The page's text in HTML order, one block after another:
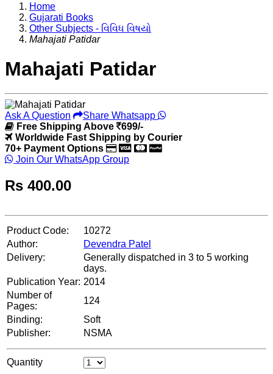
Home
Gujarati Books
Other Subjects - વિવિધ વિષયો
Mahajati Patidar
Mahajati Patidar
Ask A Question
Share Whatsapp
Free Shipping Above
699/-
Worldwide Fast Shipping by Courier
70+ Payment Options
Join Our WhatsApp Group
Rs 400.00
Product Code:
10272
Author:
Devendra Patel
Delivery:
Generally dispatched in 3 to 5 working
days.
Publication Year: 2014
Number of
Pages:
124
Binding:
Soft
Publisher:
NSMA
Quantity